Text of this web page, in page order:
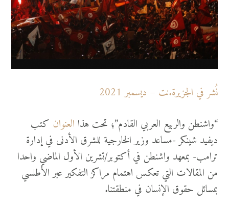
نُشر في الجزيرة.نت – ديسمبر 2021
“واشنطن والربيع العربي القادم”؛ تحت هذا العنوان كتب
ديفيد شينكر -مساعد وزير الخارجية للشرق الأدنى في إدارة
ترامب- بمعهد واشنطن في أكتوبر/تشرين الأول الماضي واحدا
من المقالات التي تعكس اهتمام مراكز التفكير عبر الأطلسي
بمسائل حقوق الإنسان في منطقتنا.